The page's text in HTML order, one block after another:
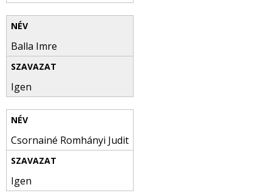
Balla Imre
Igen
Csornainé Romhányi Judit
Igen